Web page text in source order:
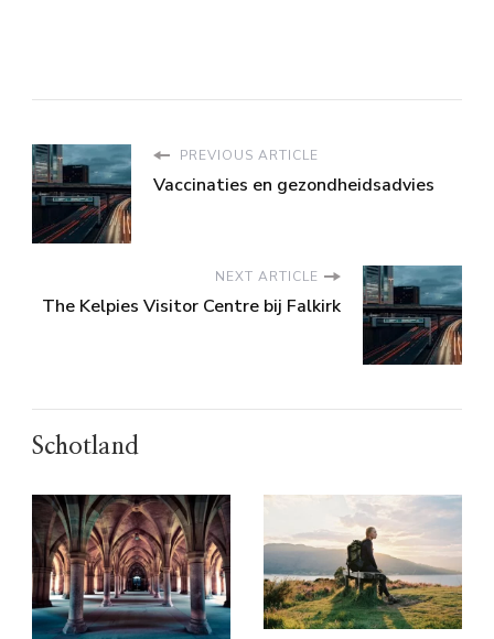
PREVIOUS ARTICLE
Vaccinaties en gezondheidsadvies
NEXT ARTICLE
The Kelpies Visitor Centre bij Falkirk
Schotland